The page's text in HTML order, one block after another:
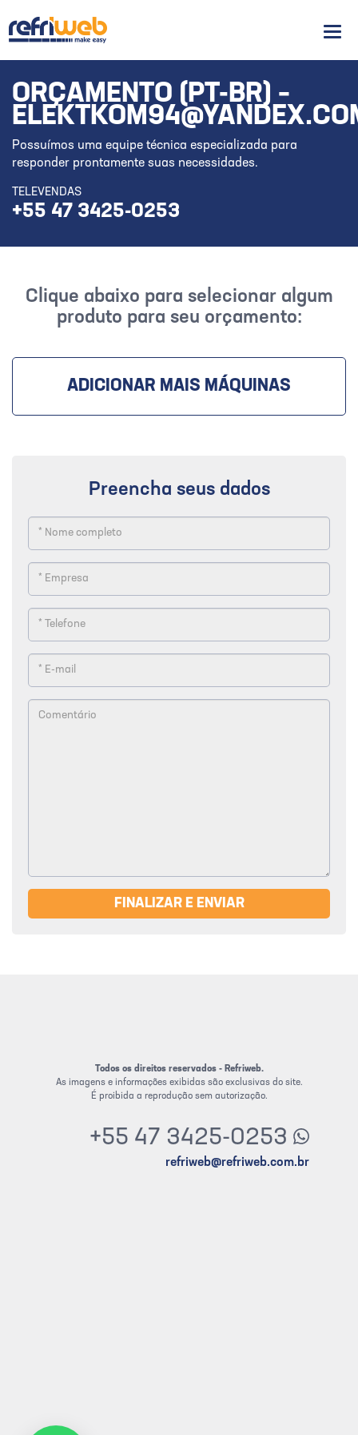
ORÇAMENTO (PT-BR) –
Possuímos uma equipe técnica especializada para
responder prontamente suas necessidades.
TELEVENDAS
+55 47 3425-0253
Clique abaixo para selecionar algum
produto para seu orçamento:
ADICIONAR MAIS MÁQUINAS
Preencha seus dados
FINALIZAR E ENVIAR
Todos os direitos reservados - Refriweb.
As imagens e informações exibidas são exclusivas do site.
É proibida a reprodução sem autorização.
+55 47 3425-0253
refriweb@refriweb.com.br